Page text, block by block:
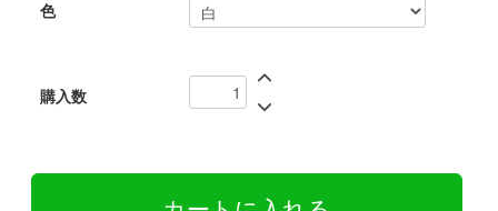
色
購入数